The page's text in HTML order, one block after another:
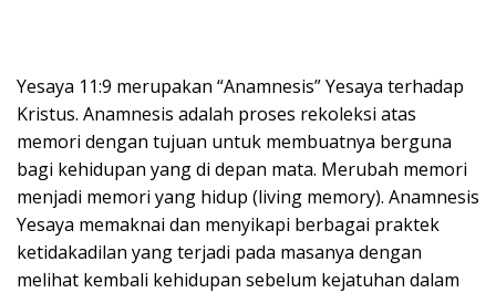
Yesaya 11:9 merupakan “Anamnesis” Yesaya terhadap
Kristus. Anamnesis adalah proses rekoleksi atas
memori dengan tujuan untuk membuatnya berguna
bagi kehidupan yang di depan mata. Merubah memori
menjadi memori yang hidup (living memory). Anamnesis
Yesaya memaknai dan menyikapi berbagai praktek
ketidakadilan yang terjadi pada masanya dengan
melihat kembali kehidupan sebelum kejatuhan dalam